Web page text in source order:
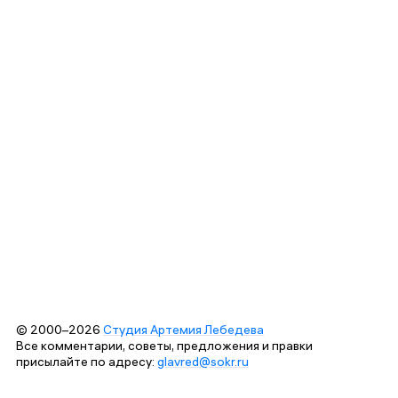
© 2000–2026 Студия Артемия Лебедева
Все комментарии, советы, предложения и правки
присылайте по адресу: glavred@sokr.ru